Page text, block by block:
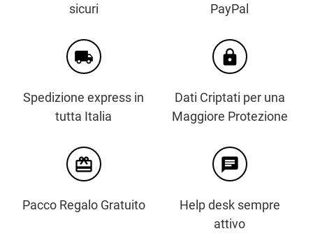
sicuri
PayPal
local_shipping
Spedizione express in
tutta Italia
https
Dati Criptati per una
Maggiore Protezione
card_giftcard
Pacco Regalo Gratuito
chat
Help desk sempre
attivo